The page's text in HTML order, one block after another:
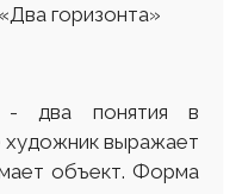
горизонта»
два понятия в
художник выражает
объект. Форма